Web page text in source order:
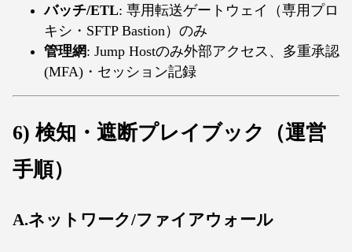
バッチ/ETL: 専用転送ゲートウェイ（専用プロ
キシ・SFTP Bastion）のみ
管理網: Jump Hostのみ外部アクセス、多重承認
(MFA)・セッション記録
6) 検知・遮断プレイブック（運営
手順）
A.ネットワーク/ファイアウォール